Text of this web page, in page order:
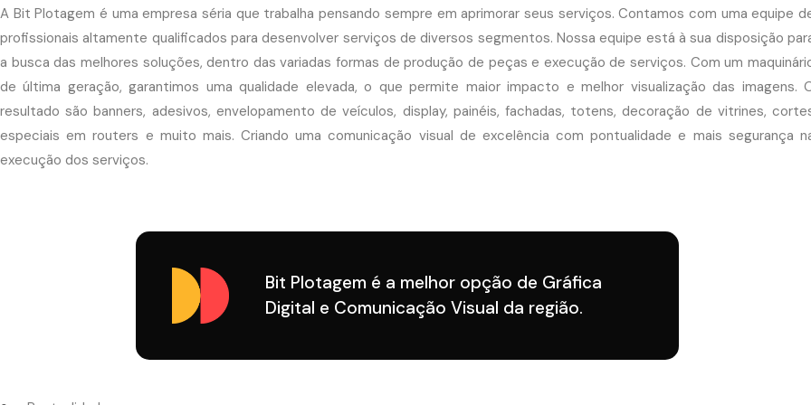
A Bit Plotagem é uma empresa séria que trabalha pensando sempre em aprimorar seus serviços. Contamos com uma equipe
profissionais altamente qualificados para desenvolver serviços de diversos segmentos. Nossa equipe está à sua disposição
a busca das melhores soluções, dentro das variadas formas de produção de peças e execução de serviços. Com um
de última geração, garantimos uma qualidade elevada, o que permite maior impacto e melhor visualização das imagens.
resultado são banners, adesivos, envelopamento de veículos, display, painéis, fachadas, totens, decoração de vitrines,
especiais em routers e muito mais. Criando uma comunicação visual de excelência com pontualidade e mais segurança
execução dos serviços.
Bit Plotagem é a melhor opção de Gráfica
Digital e Comunicação Visual da região.